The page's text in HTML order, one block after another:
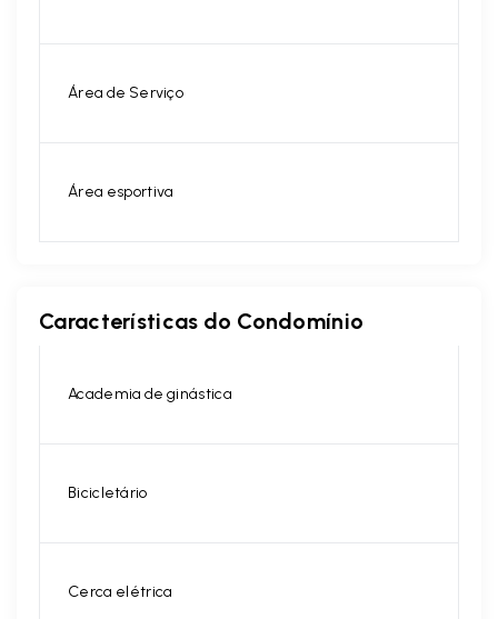
Área de Serviço
Área esportiva
Características do Condomínio
Academia de ginástica
Bicicletário
Cerca elétrica